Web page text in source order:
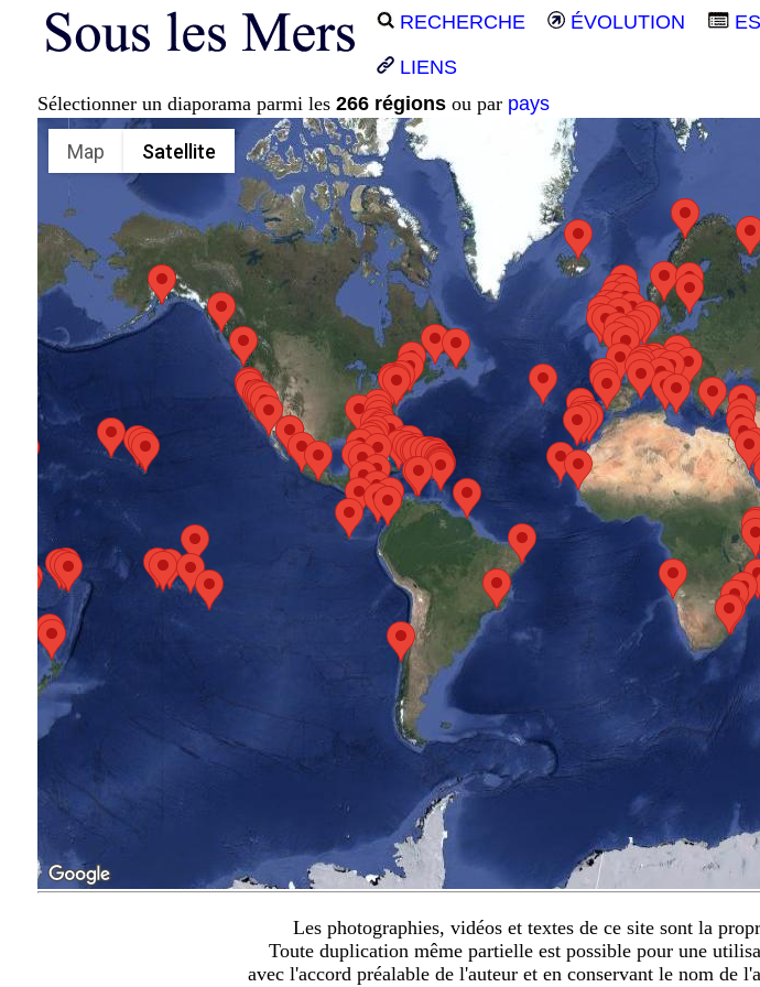
RECHERCHE ÉVOLUTION
LIENS
Sélectionner un diaporama parmi les 266 régions ou par pays
Map Satellite
Les photographies, vidéos et textes de ce site sont la
Toute duplication même partielle est possible pour une
avec l'accord préalable de l'auteur et en conservant le nom de